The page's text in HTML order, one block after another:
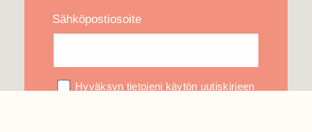
Sähköpostiosoite
Hyväksyn tietojeni käytön uutiskirjeen